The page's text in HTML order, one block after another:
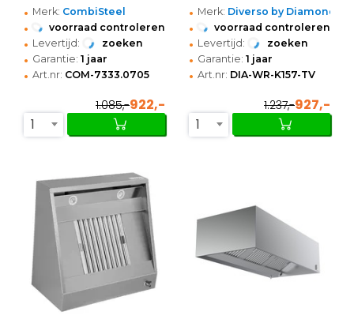
• Merk: CombiSteel
• voorraad controleren
• Levertijd: zoeken
• Garantie: 1 jaar
• Art.nr: COM-7333.0705
1.085,-922,-
1
• Merk: Diverso by Diamond
• voorraad controleren
• Levertijd: zoeken
• Garantie: 1 jaar
• Art.nr: DIA-WR-K157-TV
1.237,-927,-
1